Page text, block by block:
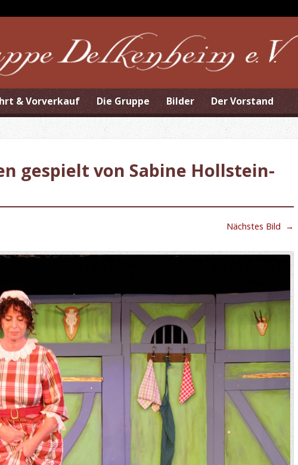
& Vorverkauf Die Gruppe Bilder Der Vorstand
gespielt von Sabine Hollstein-
Nächstes Bild →